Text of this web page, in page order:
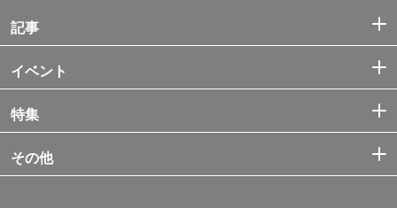
記事
イベント
特集
その他